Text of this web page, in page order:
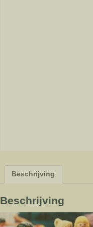
Beschrijving
Beschrijving